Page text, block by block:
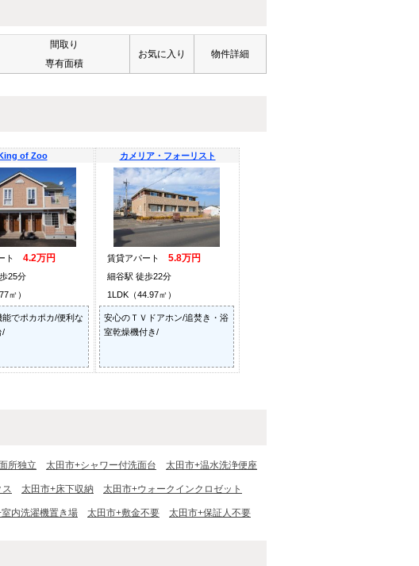
間取り
専有面積
お気に入り 物件詳細
of Zoo
ト 4.2万円
25分
㎡）
でポカポカ/便利な
/
カメリア・フォーリスト
賃貸アパート 5.8万円
細谷駅 徒歩22分
1LDK（44.97㎡）
安心のＴＶドアホン/追焚き・浴
室乾燥機付き/
所独立 太田市+シャワー付洗面台 太田市+温水洗浄便座
太田市+床下収納 太田市+ウォークインクロゼット
内洗濯機置き場 太田市+敷金不要 太田市+保証人不要